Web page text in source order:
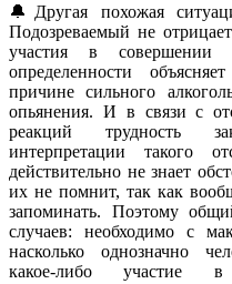
🔔Другая похожая
Подозреваемый не
участия в совершении
определенности
причине сильного
опьянения. И в связи с
реакций трудность
интерпретации такого
действительно не знает
их не помнит, так как
запоминать. Поэтому
случаев: необходимо с
насколько однозначно
какое-либо участие в